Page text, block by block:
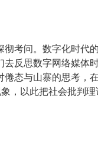
考问。数字化时代
反思数字网络媒体
态与山寨的思考，
，以此把社会批判